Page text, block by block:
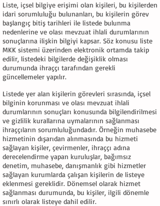
Liste, içsel bilgiye erişimi olan kişileri, bu kişilerden
idari sorumluluğu bulunanları, bu kişilerin görev
başlangıç bitiş tarihleri ile listede bulunma
nedenlerine ve olası mevzuat ihlali durumlarının
sonuçlarına ilişkin bilgiyi kapsar. Söz konusu liste
MKK sistemi üzerinden elektronik ortamda takip
edilir, listedeki bilgilerde değişiklik olması
durumunda ihraççı tarafından gerekli
güncellemeler yapılır.
Listede yer alan kişilerin görevleri sırasında, içsel
bilginin korunması ve olası mevzuat ihlali
durumlarının sonuçları konusunda bilgilendirilmesi
ve gizlilik kurallarına uymalarının sağlanması
ihraççıların sorumluluğundadır. Örneğin muhasebe
hizmetinin dışarıdan alınmasında bu hizmeti
sağlayan kişiler, çevirmenler, ihraççı adına
derecelendirme yapan kuruluşlar, bağımsız
denetim, muhasebe, danışmanlık gibi hizmetler
sağlayan kurumlarda çalışan kişilerin de listeye
eklenmesi gereklidir. Dönemsel olarak hizmet
sağlanması durumunda, bu kişiler, ilgili dönemle
sınırlı olarak listeye dahil edilir.